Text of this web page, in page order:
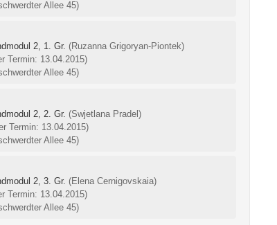
Allee 45)
2, 1. Gr. (Ruzanna Grigoryan-Piontek)
Termin: 13.04.2015)
Allee 45)
2, 2. Gr. (Swjetlana Pradel)
Termin: 13.04.2015)
Allee 45)
2, 3. Gr. (Elena Cernigovskaia)
Termin: 13.04.2015)
Allee 45)